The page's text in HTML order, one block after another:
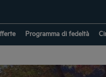
Programma di fedeltà